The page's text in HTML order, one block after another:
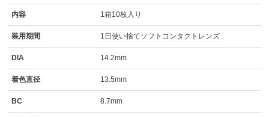
内容 1箱10枚入り
装用期間 1日使い捨てソフトコンタクトレンズ
DIA 14.2mm
着色直径 13.5mm
BC 8.7mm